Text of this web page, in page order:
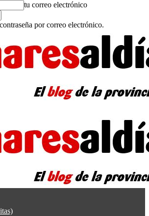
tu correo electrónico
por correo electrónico.